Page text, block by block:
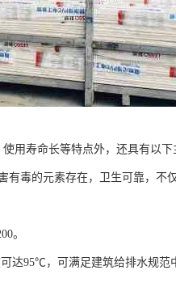
用寿命长等特点外，还具有以下
有毒的元素存在，卫生可靠，不
。
达95℃，可满足建筑给排水规范